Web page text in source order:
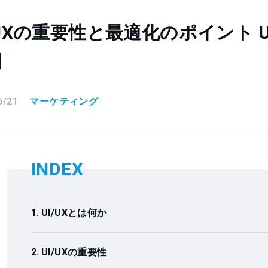
の重要性と最適化のポイント
21 マーケティング
INDEX
UI/UXとは何か
UI/UXの重要性